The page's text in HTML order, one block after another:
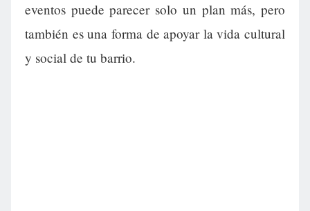
eventos puede parecer solo un plan más, pero
también es una forma de apoyar la vida cultural
y social de tu barrio.